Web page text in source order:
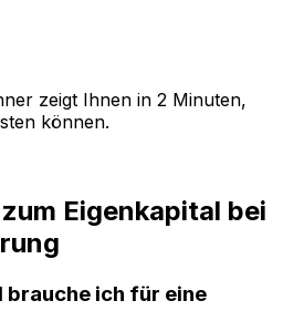
zeigt Ihnen in 2 Minuten,
können.
Eigenkapital bei
brauche ich für eine